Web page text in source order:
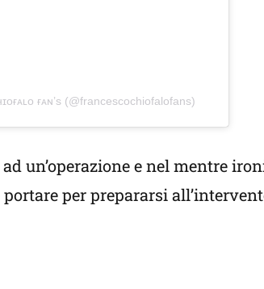
ғᴀɴ’s (@francescochiofalofans)
un’operazione e nel mentre
per prepararsi